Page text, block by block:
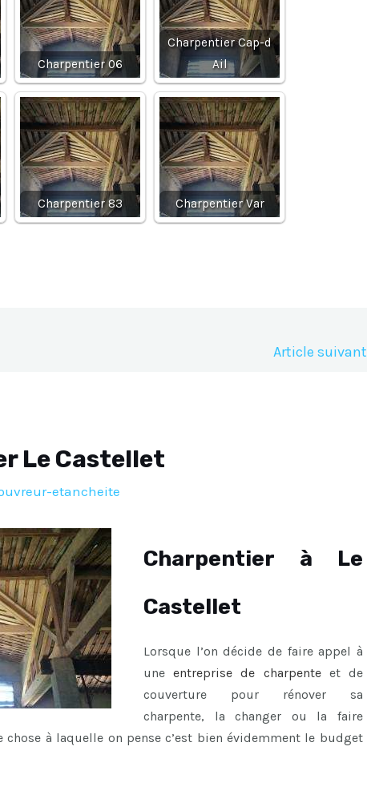
Charpentier 06
Charpentier Cap-d
Ail
Charpentier 83 Charpentier Var
Article suivant
Le Castellet
etancheite
Charpentier à Le
Castellet
Lorsque l’on décide de faire appel à
uneentreprise de charpenteet de
couverture pour rénover sa
charpente, la changer ou la faire
à laquelle on pense c’est bien évidemment le budget